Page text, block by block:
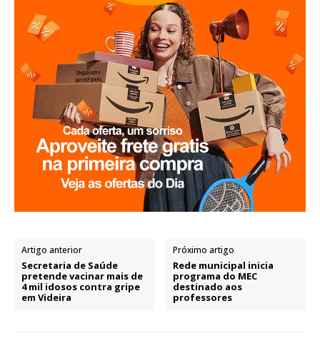
Artigo anterior
Secretaria de Saúde
pretende vacinar mais de
4 mil idosos contra gripe
em Videira
Próximo artigo
Rede municipal inicia
programa do MEC
destinado aos
professores